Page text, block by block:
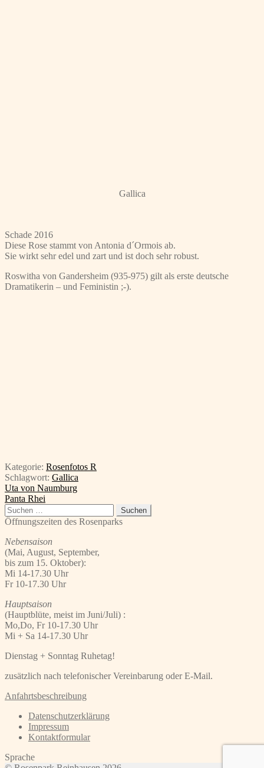
Gallica
Schade 2016
Diese Rose stammt von Antonia d´Ormois ab.
Sie wirkt sehr edel und zart und ist doch sehr robust.
Roswitha von Gandersheim (935-975) gilt als erste deutsche
Dramatikerin – und Feministin ;-).
Kategorie: Rosenfotos R
Schlagwort: Gallica
Beitragsnavigation
Vorheriger
Beitrag:
Uta von Naumburg
Nächster
Beitrag:
Panta Rhei
Suchen
nach:
Öffnungszeiten des Rosenparks
Nebensaison
(Mai, August, September,
bis zum 15. Oktober):
Mi 14-17.30 Uhr
Fr 10-17.30 Uhr
Hauptsaison
(Hauptblüte, meist im Juni/Juli) :
Mo,Do, Fr 10-17.30 Uhr
Mi + Sa 14-17.30 Uhr
Dienstag + Sonntag Ruhetag!
zusätzlich nach telefonischer Vereinbarung oder E-Mail.
Anfahrtsbeschreibung
Datenschutzerklärung
Impressum
Kontaktformular
Sprache